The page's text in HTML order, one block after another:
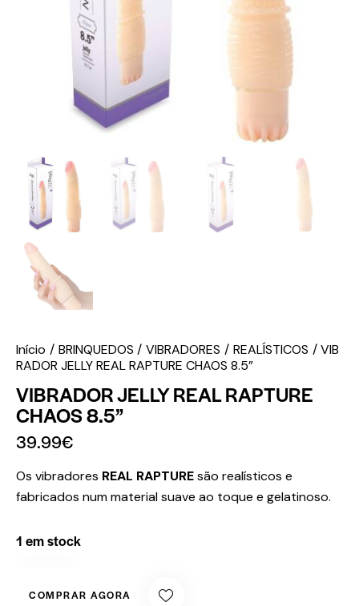
Início BRINQUEDOS VIBRADORES REALÍSTICOS
VIB
RADOR JELLY REAL RAPTURE CHAOS 8.5”
VIBRADOR JELLY REAL RAPTURE
CHAOS 8.5”
39.99€
Os vibradores REAL RAPTUREsão realísticos e
fabricados num material suave ao toque e gelatinoso.
1 em stock
COMPRAR AGORA